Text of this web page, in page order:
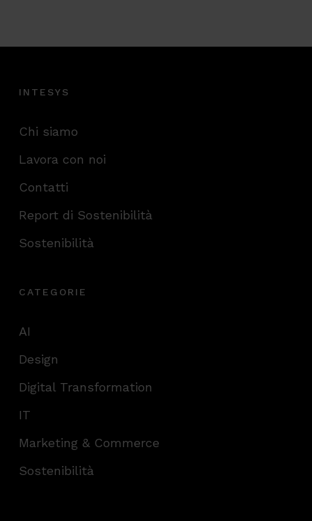
INTESYS
Chi siamo
Lavora con noi
Contatti
Report di Sostenibilità
Sostenibilità
CATEGORIE
AI
Design
Digital Transformation
IT
Marketing & Commerce
Sostenibilità